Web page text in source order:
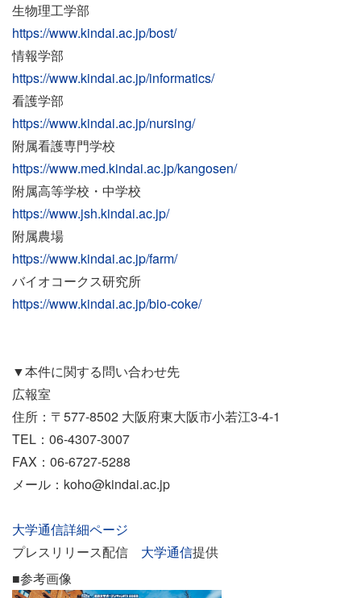
生物理工学部
https://www.kindai.ac.jp/bost/
情報学部
https://www.kindai.ac.jp/informatics/
看護学部
https://www.kindai.ac.jp/nursing/
附属看護専門学校
https://www.med.kindai.ac.jp/kangosen/
附属高等学校・中学校
https://www.jsh.kindai.ac.jp/
附属農場
https://www.kindai.ac.jp/farm/
バイオコークス研究所
https://www.kindai.ac.jp/bio-coke/
▼本件に関する問い合わせ先
広報室
住所：〒577-8502 大阪府東大阪市小若江3-4-1
TEL：06‐4307‐3007
FAX：06‐6727‐5288
メール：koho@kindai.ac.jp
大学通信詳細ページ
プレスリリース配信 大学通信提供
■参考画像